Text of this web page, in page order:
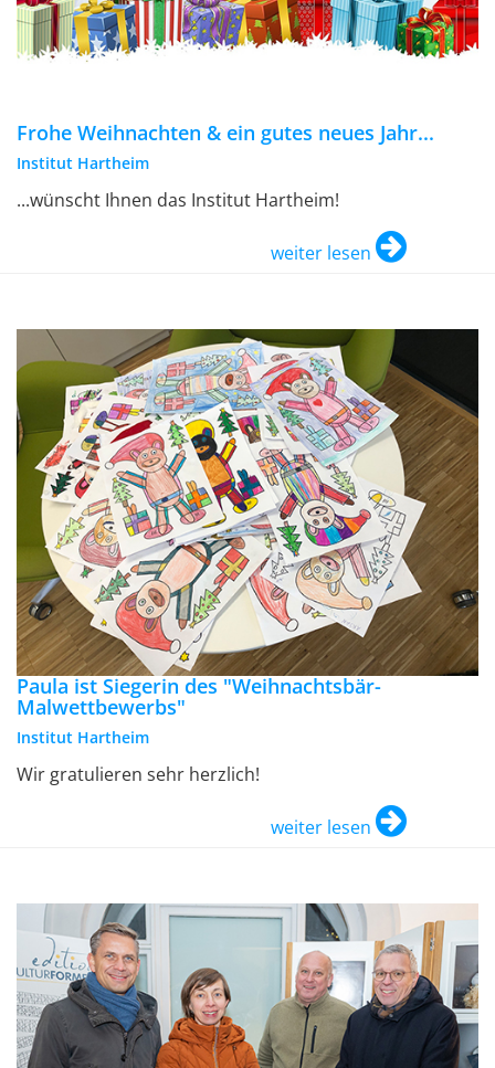
Frohe Weihnachten & ein gutes neues Jahr...
Institut Hartheim
...wünscht Ihnen das Institut Hartheim!
weiter lesen
Paula ist Siegerin des "Weihnachtsbär-
Malwettbewerbs"
Institut Hartheim
Wir gratulieren sehr herzlich!
weiter lesen